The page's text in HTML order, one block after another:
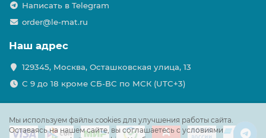
Мы используем файлы cookies для улучшения работы сайта.
Оставаясь на нашем сайте, вы соглашаетесь с условиями
Написать в Telegram
order@le-mat.ru
Наш адрес
129345, Москва, Осташковская улица, 13
С 9 до 18 кроме СБ-ВС по МСК (UTC+3)